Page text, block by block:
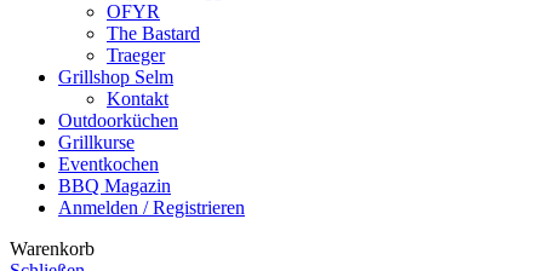
OFYR
The Bastard
Traeger
Grillshop Selm
Kontakt
Outdoorküchen
Grillkurse
Eventkochen
BBQ Magazin
Anmelden / Registrieren
Warenkorb